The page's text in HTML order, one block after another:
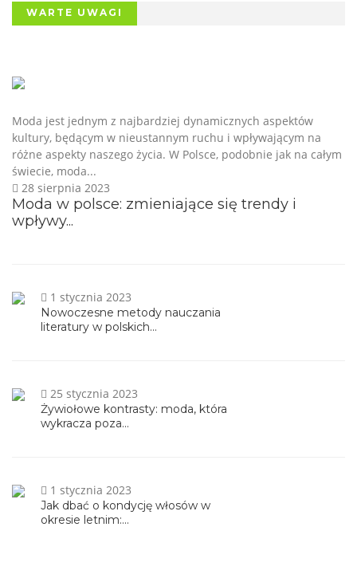
WARTE UWAGI
Moda w polsce: zmieniające się trendy i
wpływy...
28 sierpnia 2023
Moda jest jednym z najbardziej dynamicznych aspektów
kultury, będącym w nieustannym ruchu i wpływającym na
różne aspekty naszego życia. W Polsce, podobnie jak na całym
świecie, moda...
Nowoczesne metody nauczania
literatury w polskich...
1 stycznia 2023
Żywiołowe kontrasty: moda, która
wykracza poza...
25 stycznia 2023
Jak dbać o kondycję włosów w
okresie letnim:...
1 stycznia 2023